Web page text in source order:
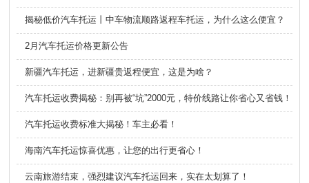
揭秘低价汽车托运丨中车物流顺路返程车托运，为什么这么便宜？
2月汽车托运价格更新公告
新疆汽车托运，进新疆贵返程便宜，这是为啥？
汽车托运收费揭秘：别再被“坑”2000元，特价线路让你省心又省钱！
汽车托运收费标准大揭秘！车主必看！
海南汽车托运惊喜优惠，让您的出行更省心！
云南旅游结束，强烈建议汽车托运回来，实在太划算了！